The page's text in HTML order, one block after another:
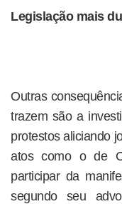
Legislação mais
Outras
trazem são a
protestos aliciando
atos como o de
participar da
segundo seu